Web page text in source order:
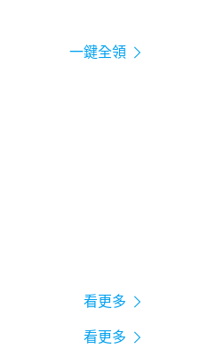
一鍵全領
看更多
看更多